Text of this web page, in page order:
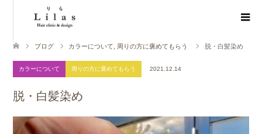
ブログ カラーについて 周りの方に褒めてもらう 脱・白髪染め
カラーについて 周りの方に褒めてもらう 2021.12.14
脱・白髪染め